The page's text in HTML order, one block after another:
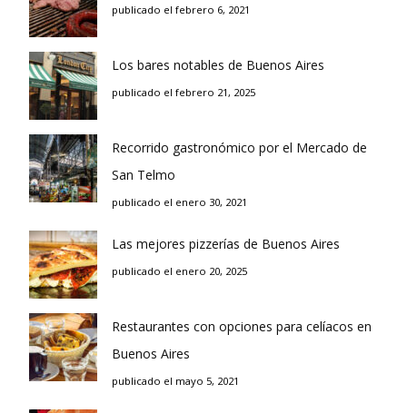
publicado el febrero 6, 2021
Los bares notables de Buenos Aires
publicado el febrero 21, 2025
Recorrido gastronómico por el Mercado de
San Telmo
publicado el enero 30, 2021
Las mejores pizzerías de Buenos Aires
publicado el enero 20, 2025
Restaurantes con opciones para celíacos en
Buenos Aires
publicado el mayo 5, 2021